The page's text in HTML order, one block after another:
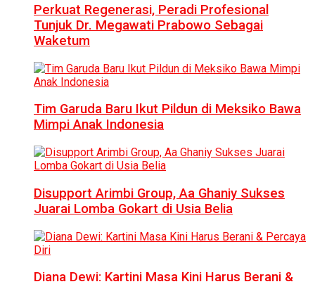
Perkuat Regenerasi, Peradi Profesional
Tunjuk Dr. Megawati Prabowo Sebagai
Waketum
Tim Garuda Baru Ikut Pildun di Meksiko Bawa
Mimpi Anak Indonesia
Disupport Arimbi Group, Aa Ghaniy Sukses
Juarai Lomba Gokart di Usia Belia
Diana Dewi: Kartini Masa Kini Harus Berani &